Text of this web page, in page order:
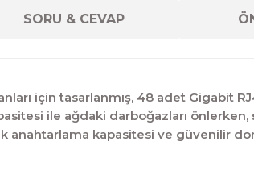
SORU & CEVAP
için tasarlanmış, 48 adet Gigabit
ile ağdaki darboğazları
anahtarlama kapasitesi ve güvenilir